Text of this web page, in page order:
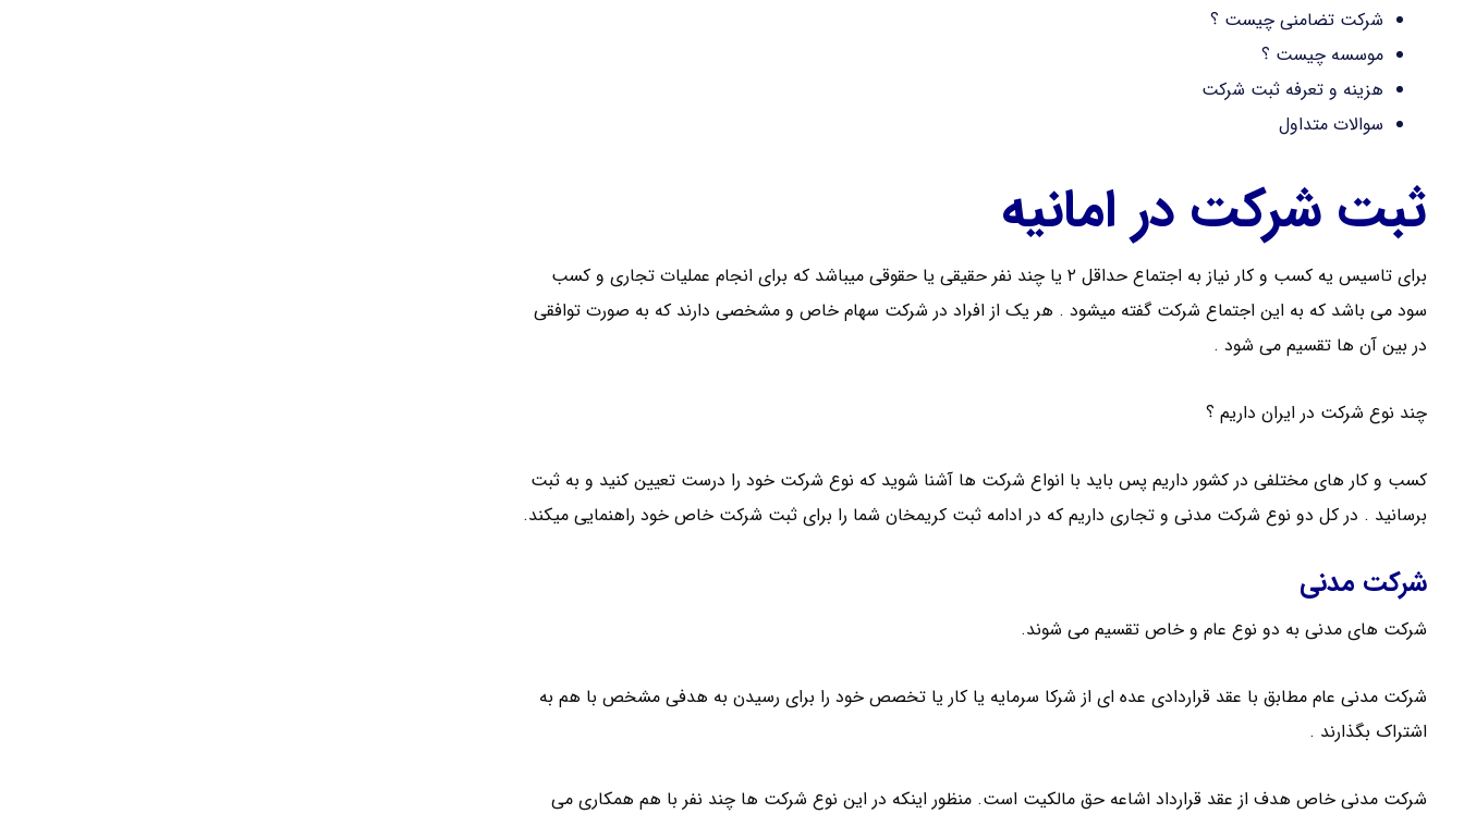
شرکت تضامنی چیست ؟
موسسه چیست ؟
هزینه و تعرفه ثبت شرکت
سوالات متداول
ثبت شرکت در امانیه
برای تاسیس یه کسب و کار نیاز به اجتماع حداقل ۲ یا چند نفر حقیقی یا حقوقی میباشد که برای انجام عملیات تجاری و کسب
سود می باشد که به این اجتماع شرکت گفته میشود . هر یک از افراد در شرکت سهام خاص و مشخصی دارند که به صورت توافقی
در بین آن ها تقسیم می شود .
چند نوع شرکت در ایران داریم ؟
کسب و کار های مختلفی در کشور داریم پس باید با انواع شرکت ها آشنا شوید که نوع شرکت خود را درست تعیین کنید و به ثبت
برسانید . در کل دو نوع شرکت مدنی و تجاری داریم که در ادامه ثبت کریمخان شما را برای ثبت شرکت خاص خود راهنمایی میکند.
شرکت مدنی
شرکت های مدنی به دو نوع عام و خاص تقسیم می شوند.
شرکت مدنی عام مطابق با عقد قراردادی عده ای از شرکا سرمایه یا کار یا تخصص خود را برای رسیدن به هدفی مشخص با هم به
اشتراک بگذارند .
شرکت مدنی خاص هدف از عقد قرارداد اشاعه حق مالکیت است. منظور اینکه در این نوع شرکت ها چند نفر با هم همکاری می